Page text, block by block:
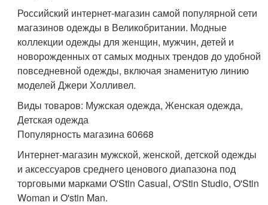
Российский интернет-магазин самой популярной сети
магазинов одежды в Великобритании. Модные
коллекции одежды для женщин, мужчин, детей и
новорожденных от самых модных трендов до удобной
повседневной одежды, включая знаменитую линию
моделей Джери Холливел.
Виды товаров: Мужская одежда, Женская одежда,
Детская одежда
Популярность магазина 60668
Интернет-магазин мужской, женской, детской одежды
и аксессуаров среднего ценового диапазона под
торговыми марками O'Stin Casual, O'Stin Studio, O'Stin
Woman и O'stin Man.